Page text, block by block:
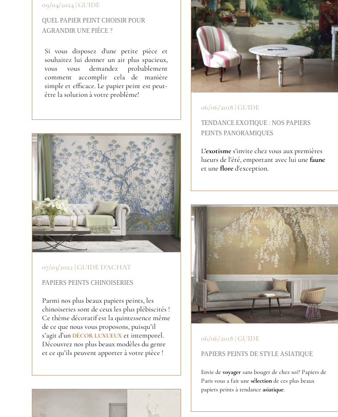
09/04/2024 | GUIDE
QUEL PAPIER PEINT CHOISIR POUR
AGRANDIR UNE PIÈCE ?
Si vous disposez d'une petite pièce et
souhaitez lui donner un air plus spacieux,
vous vous demandez probablement
comment accomplir cela de manière
simple et efficace. Le papier peint est peut-
être la solution à votre problème!
07/03/2022 | GUIDE D'ACHAT
PAPIERS PEINTS CHINOISERIES
Parmi nos plus beaux papiers peints, les
chinoiseries sont de ceux les plus plébiscités !
Ce thème décoratif est la quintessence même
de ce que nous vous proposons, puisqu’il
s’agit d’un DÉCOR LUXUEUX et intemporel.
Découvrez nos plus beaux modèles du genre
et ce qu’ils peuvent apporter à votre pièce !
06/06/2018 | GUIDE
TENDANCE EXOTIQUE : NOS PAPIERS
PEINTS PANORAMIQUES
L'exotismes'invite chez vous aux premières
lueurs de l'été, emportant avec lui une faune
et une flored'exception.
06/06/2018 | GUIDE
PAPIERS PEINTS DE STYLE ASIATIQUE
Envie de voyager sans bouger de chez soi? Papiers de
Paris vous a fait une sélection de ces plus beaux
papiers peints à tendance asiatique.